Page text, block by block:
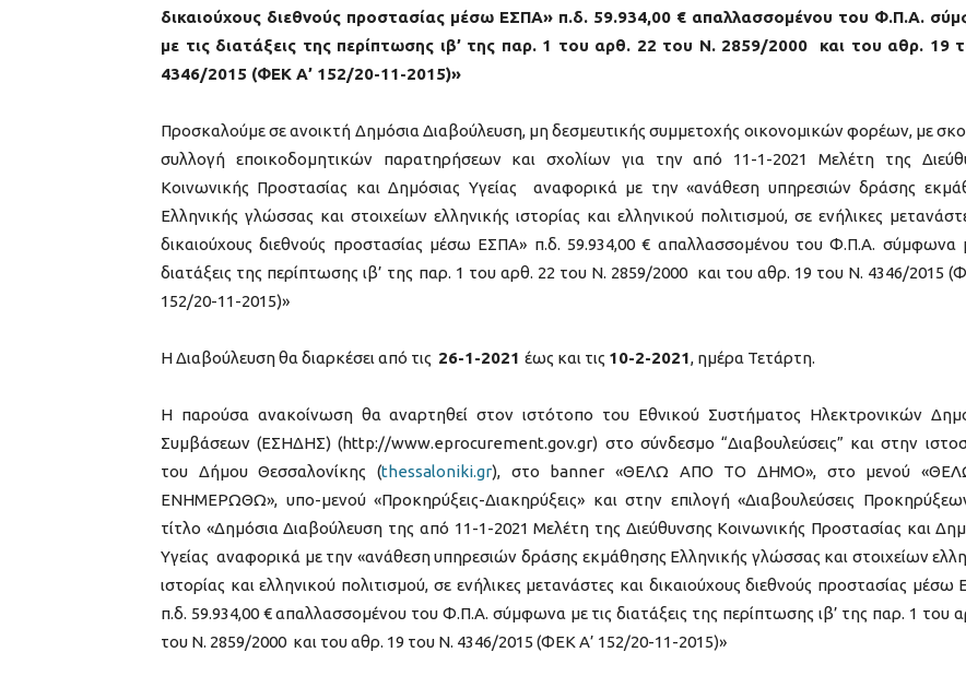
δικαιούχους διεθνούς προστασίας μέσω ΕΣΠΑ» π.δ. 59.934,00 € απαλλασσομένου του Φ.Π.Α.
με τις διατάξεις της περίπτωσης ιβ’ της παρ. 1 του αρθ. 22 του Ν. 2859/2000 και του αθρ. 19
4346/2015 (ΦΕΚ Α’ 152/20-11-2015)»
Προσκαλούμε σε ανοικτή Δημόσια Διαβούλευση, μη δεσμευτικής συμμετοχής οικονομικών φορέων, με
συλλογή εποικοδομητικών παρατηρήσεων και σχολίων για την από 11-1-2021 Μελέτη της
Κοινωνικής Προστασίας και Δημόσιας Υγείας αναφορικά με την «ανάθεση υπηρεσιών δράσης
Ελληνικής γλώσσας και στοιχείων ελληνικής ιστορίας και ελληνικού πολιτισμού, σε ενήλικες
δικαιούχους διεθνούς προστασίας μέσω ΕΣΠΑ» π.δ. 59.934,00 € απαλλασσομένου του Φ.Π.Α. σύμφωνα
διατάξεις της περίπτωσης ιβ’ της παρ. 1 του αρθ. 22 του Ν. 2859/2000 και του αθρ. 19 του Ν. 4346/2015
152/20-11-2015)»
Η Διαβούλευση θα διαρκέσει από τις 26-1-2021 έως και τις 10-2-2021, ημέρα Τετάρτη.
Η παρούσα ανακοίνωση θα αναρτηθεί στον ιστότοπο του Εθνικού Συστήματος Ηλεκτρονικών
Συμβάσεων (ΕΣΗΔΗΣ) (http://www.eprocurement.gov.gr) στο σύνδεσμο “Διαβουλεύσεις” και στην
του Δήμου Θεσσαλονίκης (thessaloniki.gr), στο banner «ΘΕΛΩ ΑΠΟ ΤΟ ΔΗΜΟ», στο μενού
ΕΝΗΜΕΡΩΘΩ», υπο-μενού «Προκηρύξεις-Διακηρύξεις» και στην επιλογή «Διαβουλεύσεις
τίτλο «Δημόσια Διαβούλευση της από 11-1-2021 Μελέτη της Διεύθυνσης Κοινωνικής Προστασίας και
Υγείας αναφορικά με την «ανάθεση υπηρεσιών δράσης εκμάθησης Ελληνικής γλώσσας και στοιχείων
ιστορίας και ελληνικού πολιτισμού, σε ενήλικες μετανάστες και δικαιούχους διεθνούς προστασίας μέσω
π.δ. 59.934,00 € απαλλασσομένου του Φ.Π.Α. σύμφωνα με τις διατάξεις της περίπτωσης ιβ’ της παρ. 1 του
του Ν. 2859/2000 και του αθρ. 19 του Ν. 4346/2015 (ΦΕΚ Α’ 152/20-11-2015)»